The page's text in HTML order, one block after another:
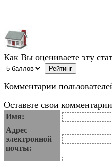
Как Вы оцениваете эту
Комментарии
Оставьте свои комментарии
Имя:
Адрес
электронной
почты: